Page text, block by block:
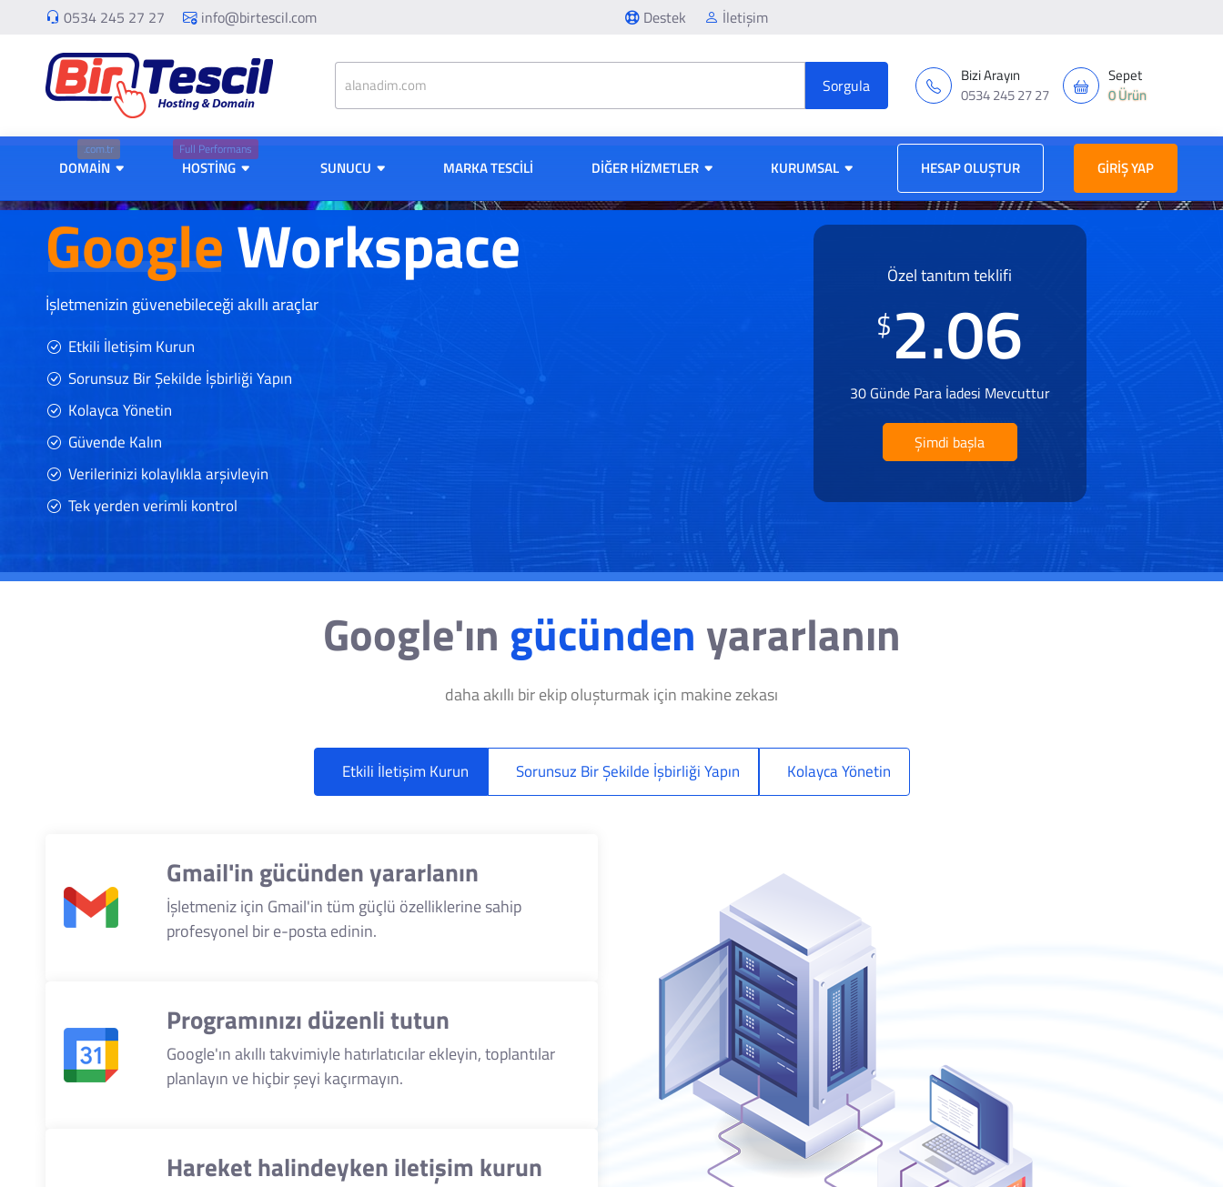
0534 245 27 27 info@birtescil.com Destek İletişim
Bizi Arayın
0534 245 27 27
Sepet
0 Ürün
.com.tr
DOMAİN
Full Performans
HOSTİNG SUNUCU MARKA TESCİLİ DIĞER HIZMETLER KURUMSAL HESAP OLUŞTUR GIRIŞ YAP
GoogleWorkspace
İşletmenizin güvenebileceği akıllı araçlar
Etkili İletişim Kurun
Sorunsuz Bir Şekilde İşbirliği Yapın
Kolayca Yönetin
Güvende Kalın
Verilerinizi kolaylıkla arşivleyin
Tek yerden verimli kontrol
Özel tanıtım teklifi
$2.06
30 Günde Para İadesi Mevcuttur
Şimdi başla
Google'ın gücünden yararlanın
daha akıllı bir ekip oluşturmak için makine zekası
Etkili İletişim Kurun Sorunsuz Bir Şekilde İşbirliği Yapın Kolayca Yönetin
Gmail'in gücünden yararlanın
İşletmeniz için Gmail'in tüm güçlü özelliklerine sahip
profesyonel bir e-posta edinin.
Programınızı düzenli tutun
Google'ın akıllı takvimiyle hatırlatıcılar ekleyin, toplantılar
planlayın ve hiçbir şeyi kaçırmayın.
Hareket halindeyken iletişim kurun